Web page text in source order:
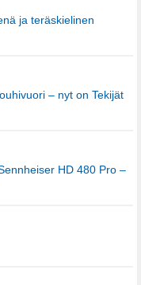
ja teräskielinen
– nyt on Tekijät
HD 480 Pro –